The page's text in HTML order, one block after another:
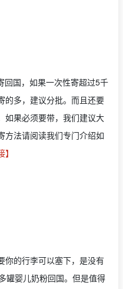
回国，如果一次性寄超过5千
的多，建议分批。而且还要
如果必须要带，我们建议大
方法请阅读我们专门介绍如
你的行李可以塞下，是没有
罐婴儿奶粉回国。但是值得